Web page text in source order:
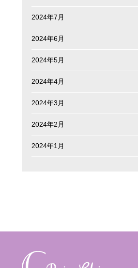
2024年7月
2024年6月
2024年5月
2024年4月
2024年3月
2024年2月
2024年1月